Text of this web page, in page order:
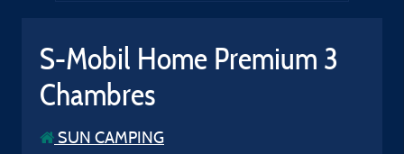
S-Mobil Home Premium 3
Chambres
SUN CAMPING